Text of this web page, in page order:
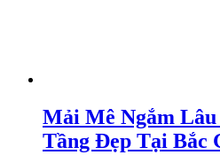
Mải Mê Ngắm
Tầng Đẹp Tại Bắc